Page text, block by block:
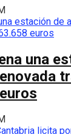
una